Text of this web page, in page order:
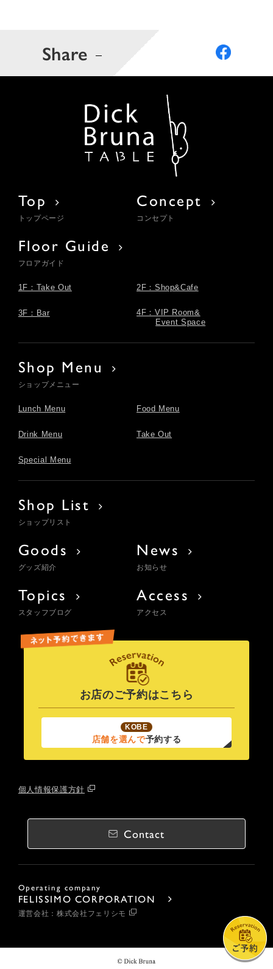
Share
Top
トップページ
Concept
コンセプト
Floor Guide
フロアガイド
1F：Take Out 2F：Shop&Cafe
3F：Bar
4F：VIP Room&
Event Space
Shop Menu
ショップメニュー
Lunch Menu Food Menu
Drink Menu Take Out
Special Menu
Shop List
ショップリスト
Goods
グッズ紹介
News
お知らせ
Topics
スタッフブログ
Access
アクセス
お店のご予約はこちら
KOBE
店舗を選んで予約する
個人情報保護方針
Contact
Operating company
FELISSIMO CORPORATION
運営会社：株式会社フェリシモ